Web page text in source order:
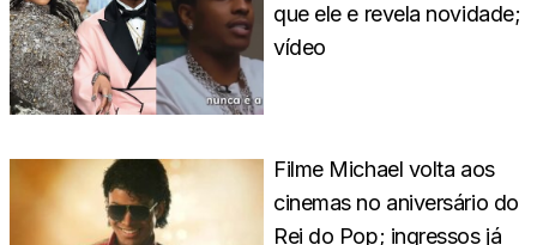
que ele e revela novidade;
vídeo
Filme Michael volta aos
cinemas no aniversário do
Rei do Pop; ingressos já